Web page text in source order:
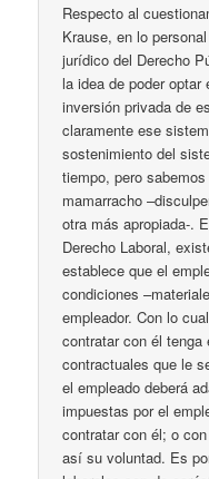
Respecto al
Krause, en lo
jurídico del Derecho
la idea de poder
inversión privada de
claramente ese
sostenimiento del
tiempo, pero
mamarracho
otra más apropiada-.
Derecho Laboral,
establece que el
condiciones
empleador. Con lo
contratar con él tenga
contractuales que le
el empleado deberá
impuestas por el
contratar con él; o
así su voluntad. Es